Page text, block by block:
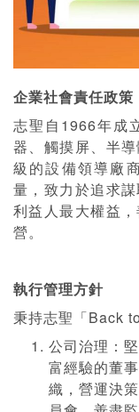
企業社會責任政策
志聖自1966年成
器、觸摸屏、半
級的設備領導廠
量，致力於追求
利益人最大權益
營。
執行管理方針
秉持志聖「Back
公司治理：
富經驗的董
織，營運決